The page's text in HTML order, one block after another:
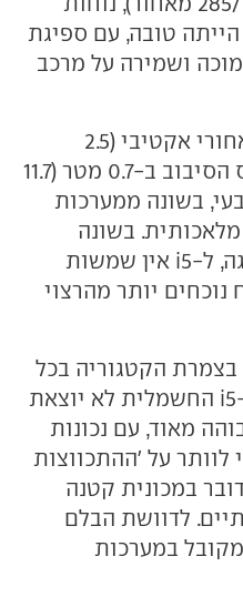
טובה, עם ספיגת
ושמירה על מרכב
רכבי המבחן צוידו בהיגוי אחורי אקטיבי (2.5
מעלות) המצמצם את רדיוס הסיבוב ב-0.7 מטר (11.7
בשונה ממערכות
בשונה
מהמקובל בחשמליות מסוגה, ל-i5 אין שמשות
נוכחים יותר מהרצוי
בצמרת הקטגוריה בכל
הקשור ליכולת דינמית, וה-i5 החשמלית לא יוצאת
מאוד, עם נכונות
לוותר על 'ההתכווצות
במכונית קטנה
לדוושת הבלם
במערכות